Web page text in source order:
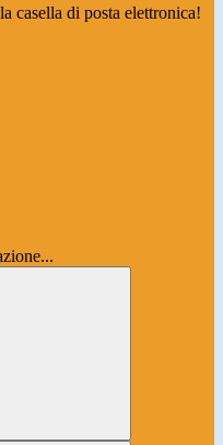
casella di posta elettronica!